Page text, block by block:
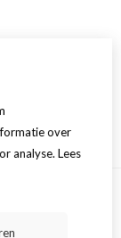
over
analyse. Lees